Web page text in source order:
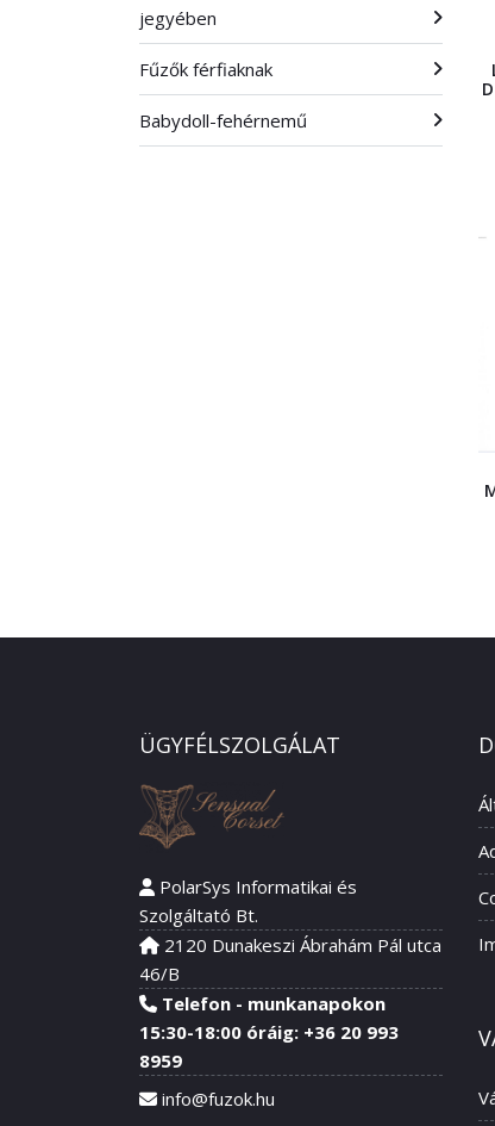
jegyében
Fűzők férfiaknak
Babydoll-fehérnemű
ÜGYFÉLSZOLGÁLAT
PolarSys Informatikai és
Szolgáltató Bt.
2120 Dunakeszi Ábrahám Pál utca
46/B
Telefon - munkanapokon
15:30-18:00 óráig: +36 20 993
8959
info@fuzok.hu